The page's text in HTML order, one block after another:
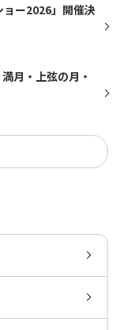
ー2026」開催決
月・上弦の月・